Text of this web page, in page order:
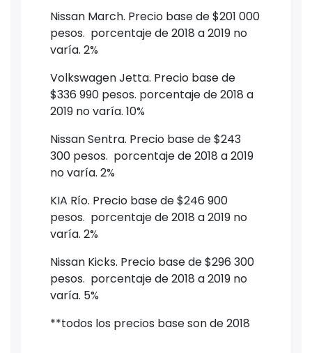
Nissan March. Precio base de $201 000
pesos. porcentaje de 2018 a 2019 no
varía. 2%
Volkswagen Jetta. Precio base de
$336 990 pesos. porcentaje de 2018 a
2019 no varía. 10%
Nissan Sentra. Precio base de $243
300 pesos. porcentaje de 2018 a 2019
no varía. 2%
KIA Río. Precio base de $246 900
pesos. porcentaje de 2018 a 2019 no
varía. 2%
Nissan Kicks. Precio base de $296 300
pesos. porcentaje de 2018 a 2019 no
varía. 5%
**todos los precios base son de 2018